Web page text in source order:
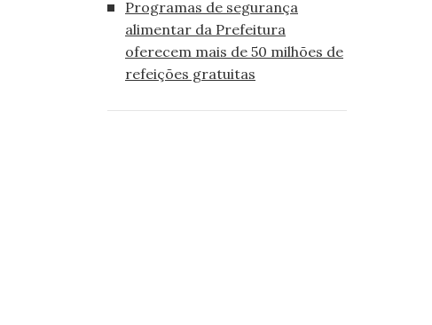
Programas de segurança
alimentar da Prefeitura
oferecem mais de 50 milhões de
refeições gratuitas